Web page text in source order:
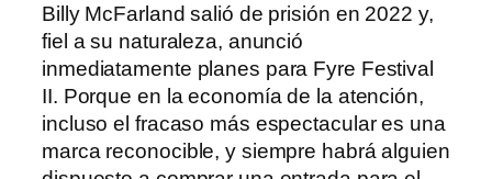
Billy McFarland salió de prisión en 2022 y,
fiel a su naturaleza, anunció
inmediatamente planes para Fyre Festival
II. Porque en la economía de la atención,
incluso el fracaso más espectacular es una
marca reconocible, y siempre habrá alguien